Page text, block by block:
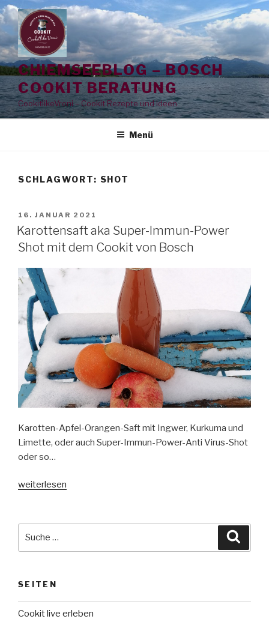
Zum
Inhalt
springen
CHIEMSEEBLOG – BOSCH
COOKIT BERATUNG
CookitlikeVroni – Cookit Rezepte und Ideen
Menü
SCHLAGWORT: SHOT
VERÖFFENTLICHT
AM
16. JANUAR 2021
Karottensaft aka Super-Immun-Power
Shot mit dem Cookit von Bosch
Karotten-Apfel-Orangen-Saft mit Ingwer, Kurkuma und
Limette, oder auch Super-Immun-Power-Anti Virus-Shot
oder so…
„Karottensaft
Immun-
Power
dem
Cookit
von
weiterlesen
SEITEN
Cookit live erleben